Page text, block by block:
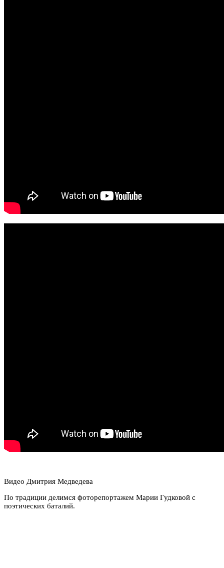
Видео Дмитрия Медведева
По традиции делимся фоторепортажем Марии Гудковой с
поэтических баталий.